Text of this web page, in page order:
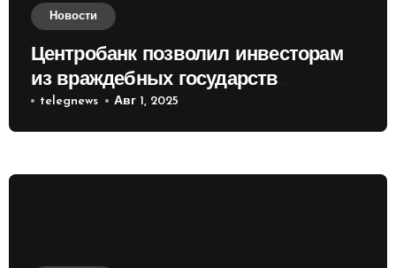
Новости
Центробанк позволил инвесторам
из враждебных государств
приобретать валюту
telegnews Авг 1, 2025